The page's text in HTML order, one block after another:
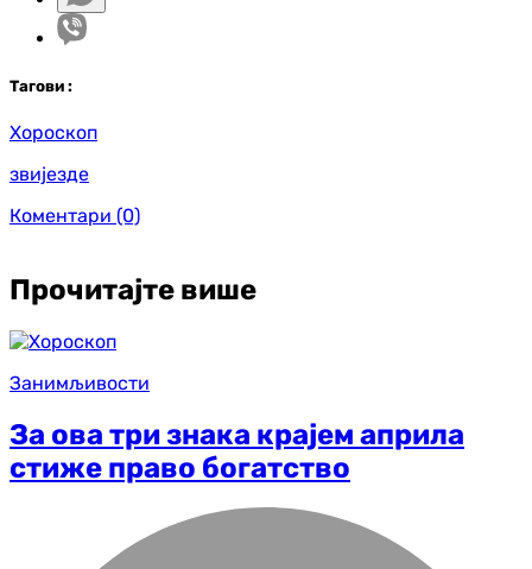
Тагови :
Хороскоп
звијезде
Коментари (0)
Прочитајте више
Занимљивости
За ова три знака крајем априла
стиже право богатство